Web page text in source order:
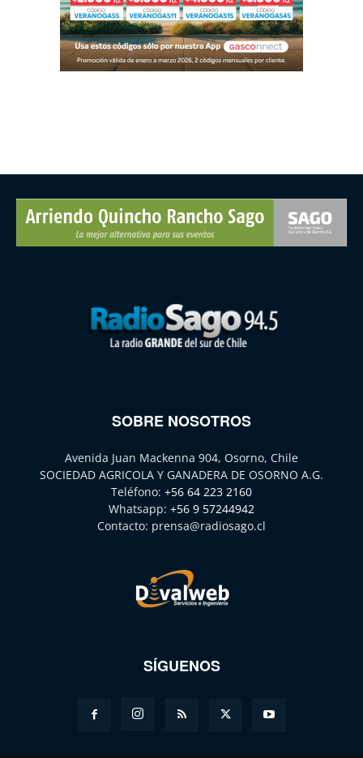
SOBRE NOSOTROS
Avenida Juan Mackenna 904, Osorno, Chile
SOCIEDAD AGRICOLA Y GANADERA DE OSORNO A.G.
Teléfono: +56 64 223 2160
Whatsapp: +56 9 57244942
Contacto: prensa@radiosago.cl
SÍGUENOS